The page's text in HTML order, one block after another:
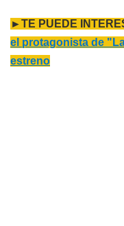
►TE PUEDE
el protagonista de
estreno